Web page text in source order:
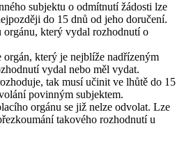
subjektu o odmítnutí žádosti lze
do 15 dnů od jeho doručení.
orgánu, který vydal rozhodnutí o
který je nejblíže nadřízeným
vydal nebo měl vydat.
tak musí učinit ve lhůtě do 15
povinným subjektem.
orgánu se již nelze odvolat. Lze
takového rozhodnutí u